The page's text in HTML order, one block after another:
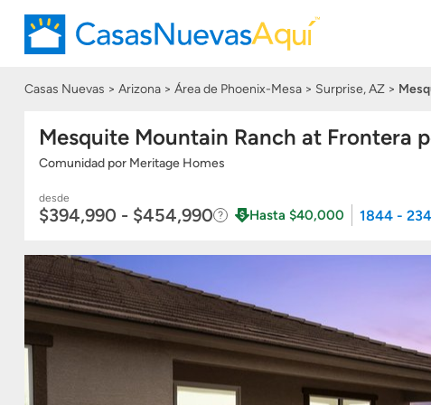
Casas Nuevas Arizona Área de Phoenix-Mesa Surprise, AZ
Mesquite Mountain Ranch at Frontera
Comunidad por Meritage Homes
desde
$394,990 - $454,990 Hasta $40,000 1844 -